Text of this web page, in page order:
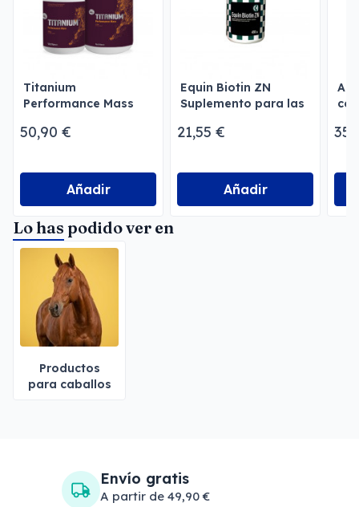
Titanium
Performance Mass
50,90 €
Añadir
Equin Biotin ZN
Suplemento para las
21,55 €
Añadir
Lo has podido ver en
Productos
para caballos
Envío gratis
A partir de 49,90 €